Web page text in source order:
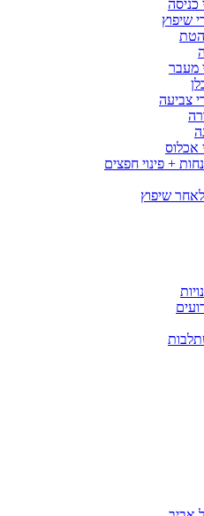
כניסה
שיפוץ
מעבר
צביעה
אכלוס
+ פינוי חפצים
שיפוץ